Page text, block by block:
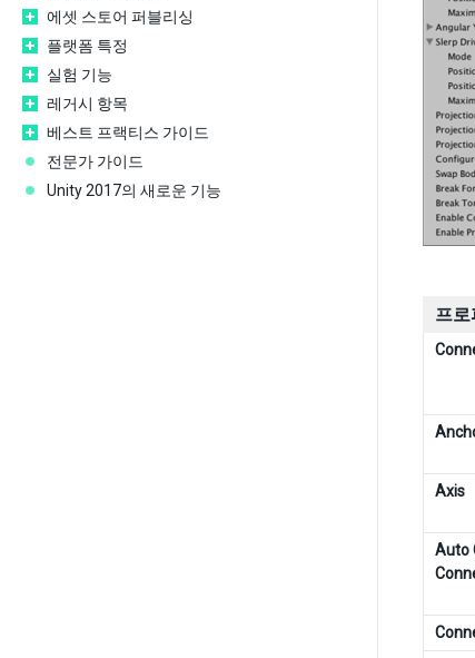
에셋 스토어 퍼블리싱
플랫폼 특정
실험 기능
레거시 항목
베스트 프랙티스 가이드
전문가 가이드
Unity 2017의 새로운 기능
프로
Axis
Auto